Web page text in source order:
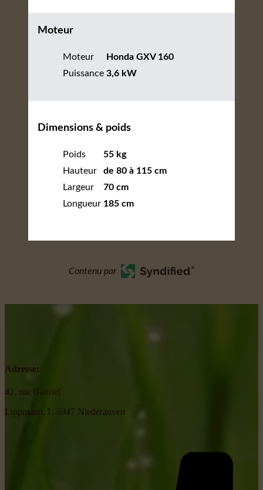
Moteur
Moteur
Honda GXV 160
Puissance 3,6 kW
Dimensions & poids
Poids
55 kg
Hauteur
de 80 à 115 cm
Largeur
70 cm
Longueur 185 cm
Contenu par
Adresse:
42, rue Gabriel
Lippmann, L-6947 Niederanven